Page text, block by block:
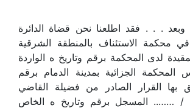
وبعد . . . فقد اطلعنا نحن قضاة الدائرة
في محكمة الاستئناف بالمنطقة الشرقية
لدى المحكمة برقم وتاريخ ه الواردة
الجزائية بمدينة الدمام برقم
بها القرار الصادر من فضيلة القاضي
/ …….. المسجل برقم وتاريخ ه الخاص